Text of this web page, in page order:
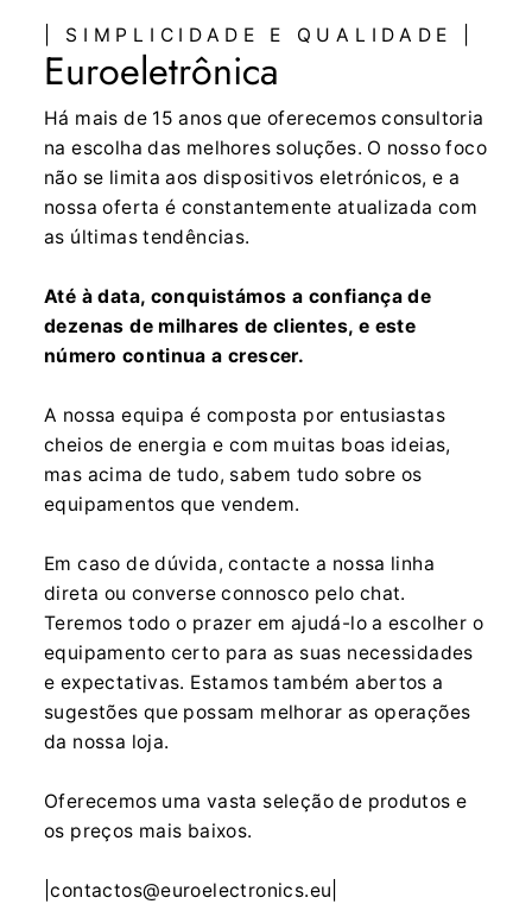
| SIMPLICIDADE E QUALIDADE |
Euroeletrônica
Há mais de 15 anos que oferecemos consultoria
na escolha das melhores soluções. O nosso foco
não se limita aos dispositivos eletrónicos, e a
nossa oferta é constantemente atualizada com
as últimas tendências.
Até à data, conquistámos a confiança de
dezenas de milhares de clientes, e este
número continua a crescer.
A nossa equipa é composta por entusiastas
cheios de energia e com muitas boas ideias,
mas acima de tudo, sabem tudo sobre os
equipamentos que vendem.
Em caso de dúvida, contacte a nossa linha
direta ou converse connosco pelo chat.
Teremos todo o prazer em ajudá-lo a escolher o
equipamento certo para as suas necessidades
e expectativas. Estamos também abertos a
sugestões que possam melhorar as operações
da nossa loja.
Oferecemos uma vasta seleção de produtos e
os preços mais baixos.
|contactos@euroelectronics.eu|